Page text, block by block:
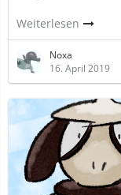
Weiterlesen
Noxa
16. April 2019